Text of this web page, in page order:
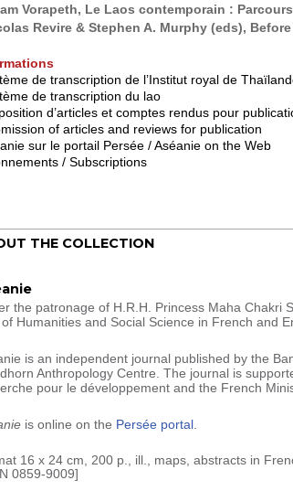
Vorapeth, Le Laos contemporain :
Revire & Stephen A. Murphy (eds),
de transcription de l’Institut royal de
de transcription du lao
d’articles et comptes rendus pour
of articles and reviews for publication
sur le portail Persée / Aséanie on the Web
/ Subscriptions
THE COLLECTION
the patronage of H.R.H. Princess Maha Chakri
Humanities and Social Science in French and
is an independent journal published by the
Anthropology Centre. The journal is
pour le développement and the French
is online on the Persée portal
16 x 24 cm, 200 p., ill., maps, abstracts in
0859-9009]